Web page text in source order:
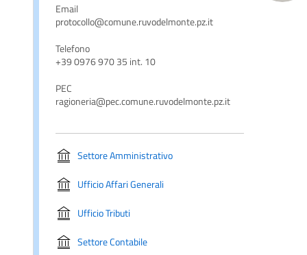
Email
protocollo@comune.ruvodelmonte.pz.it
Telefono
+39 0976 970 35 int. 10
PEC
ragioneria@pec.comune.ruvodelmonte.pz.it
Settore Amministrativo
Ufficio Affari Generali
Ufficio Tributi
Settore Contabile